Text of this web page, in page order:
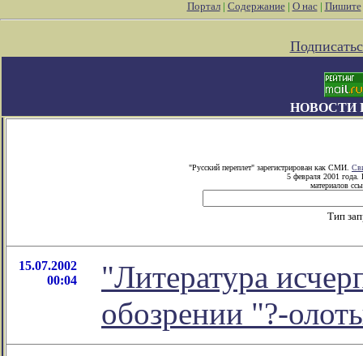
Портал| Содержание| О нас| Пишите
НОВОСТИ
"Русский переплет" зарегистрирован как СМИ.
5 февраля 2001 года.
материалов
Тип
15.07.2002
00:04
"Литература
обозрении "?-